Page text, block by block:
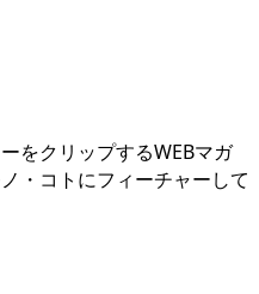
をクリップするWEBマガ
・コトにフィーチャーして